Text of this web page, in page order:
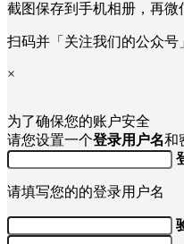
截图保存到手机相册，再微
扫码并「关注我们的公众号
×
为了确保您的账户安全
请您设置一个登录用户名和
请填写您的的登录用户名